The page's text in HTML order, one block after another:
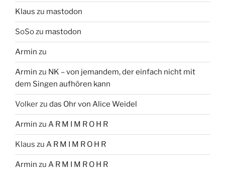
Klaus zu mastodon
SoSozu mastodon
Armin zu
Armin zu NK – von jemandem, der einfach nicht mit
dem Singen aufhören kann
Volkerzu das Ohr von Alice Weidel
Armin zu A R M I M R O H R
Klaus zu A R M I M R O H R
Armin zu A R M I M R O H R